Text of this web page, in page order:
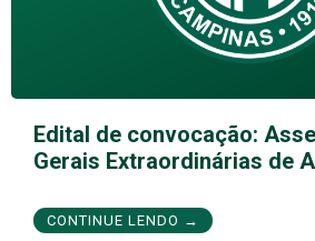
Edital de convocação:
Gerais Extraordinárias de
CONTINUE LENDO →